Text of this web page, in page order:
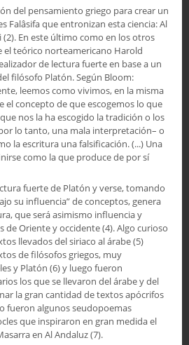
del pensamiento griego para crear un
Falâsifa que entronizan esta ciencia: Al
(2). En este último como en los otros
el teórico norteamericano Harold
de lectura fuerte en base a un
filósofo Platón. Según Bloom:
leemos como vivimos, en la misma
el concepto de que escogemos lo que
nos la ha escogido la tradición o los
lo tanto, una mala interpretación– o
la escritura una falsificación. (...) Una
como la que produce de por sí
fuerte de Platón y verse, tomando
su influencia” de conceptos, genera
que será asimismo influencia y
de Oriente y occidente (4). Algo curioso
llevados del siriaco al árabe (5)
de filósofos griegos, muy
y Platón (6) y luego fueron
los que se llevaron del árabe y del
la gran cantidad de textos apócrifos
fueron algunos seudopoemas
que inspiraron en gran medida el
en Al Andaluz (7).